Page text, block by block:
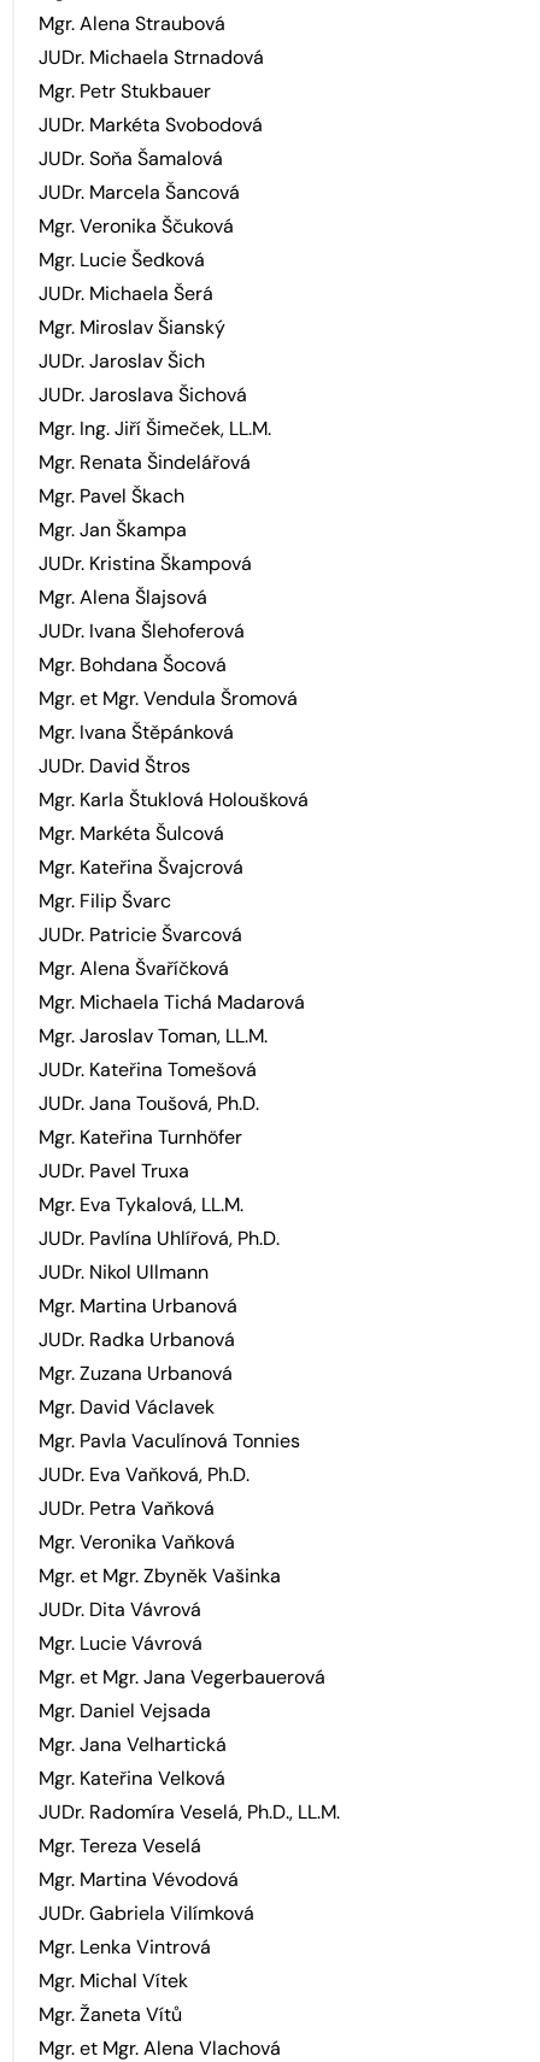
Mgr. Alena Straubová
JUDr. Michaela Strnadová
Mgr. Petr Stukbauer
JUDr. Markéta Svobodová
JUDr. Soňa Šamalová
JUDr. Marcela Šancová
Mgr. Veronika Ščuková
Mgr. Lucie Šedková
JUDr. Michaela Šerá
Mgr. Miroslav Šianský
JUDr. Jaroslav Šich
JUDr. Jaroslava Šichová
Mgr. Ing. Jiří Šimeček, LL.M.
Mgr. Renata Šindelářová
Mgr. Pavel Škach
Mgr. Jan Škampa
JUDr. Kristina Škampová
Mgr. Alena Šlajsová
JUDr. Ivana Šlehoferová
Mgr. Bohdana Šocová
Mgr. et Mgr. Vendula Šromová
Mgr. Ivana Štěpánková
JUDr. David Štros
Mgr. Karla Štuklová Holoušková
Mgr. Markéta Šulcová
Mgr. Kateřina Švajcrová
Mgr. Filip Švarc
JUDr. Patricie Švarcová
Mgr. Alena Švaříčková
Mgr. Michaela Tichá Madarová
Mgr. Jaroslav Toman, LL.M.
JUDr. Kateřina Tomešová
JUDr. Jana Toušová, Ph.D.
Mgr. Kateřina Turnhöfer
JUDr. Pavel Truxa
Mgr. Eva Tykalová, LL.M.
JUDr. Pavlína Uhlířová, Ph.D.
JUDr. Nikol Ullmann
Mgr. Martina Urbanová
JUDr. Radka Urbanová
Mgr. Zuzana Urbanová
Mgr. David Václavek
Mgr. Pavla Vaculínová Tonnies
JUDr. Eva Vaňková, Ph.D.
JUDr. Petra Vaňková
Mgr. Veronika Vaňková
Mgr. et Mgr. Zbyněk Vašinka
JUDr. Dita Vávrová
Mgr. Lucie Vávrová
Mgr. et Mgr. Jana Vegerbauerová
Mgr. Daniel Vejsada
Mgr. Jana Velhartická
Mgr. Kateřina Velková
JUDr. Radomíra Veselá, Ph.D., LL.M.
Mgr. Tereza Veselá
Mgr. Martina Vévodová
JUDr. Gabriela Vilímková
Mgr. Lenka Vintrová
Mgr. Michal Vítek
Mgr. Žaneta Vítů
Mgr. et Mgr. Alena Vlachová